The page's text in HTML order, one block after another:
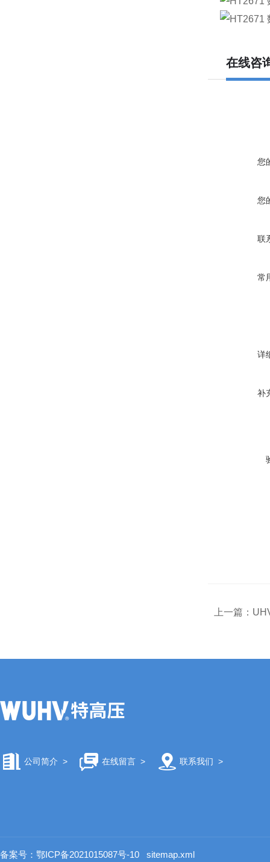
在线咨
您
您
联
常
详
补
上一篇：
公司简介 > 在线留言> 联系我们 >
备案号：鄂ICP备2021015087号-10 sitemap.xml